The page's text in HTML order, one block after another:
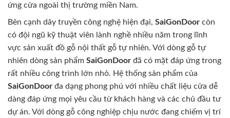
ứng cửa ngoài thị trường miền Nam.
Bên cạnh dây truyền công nghệ hiện đại, SaiGonDoor còn
có đội ngũ kỹ thuật viên lành nghề nhiều năm trong lĩnh
vực sản xuất đồ gỗ nội thất gỗ tự nhiên. Với dòng gỗ tự
nhiên dòng sản phẩm SaiGonDoor đã có mặt đáp ứng trong
rất nhiều công trình lớn nhỏ. Hệ thống sản phẩm của
SaiGonDoor đa dạng phong phú với nhiều chất liệu cửa dễ
dàng đáp ứng mọi yêu cầu từ khách hàng và các chủ đầu tư
dự án. Với dòng gỗ công nghiệp chịu nước đang chiếm vị trí